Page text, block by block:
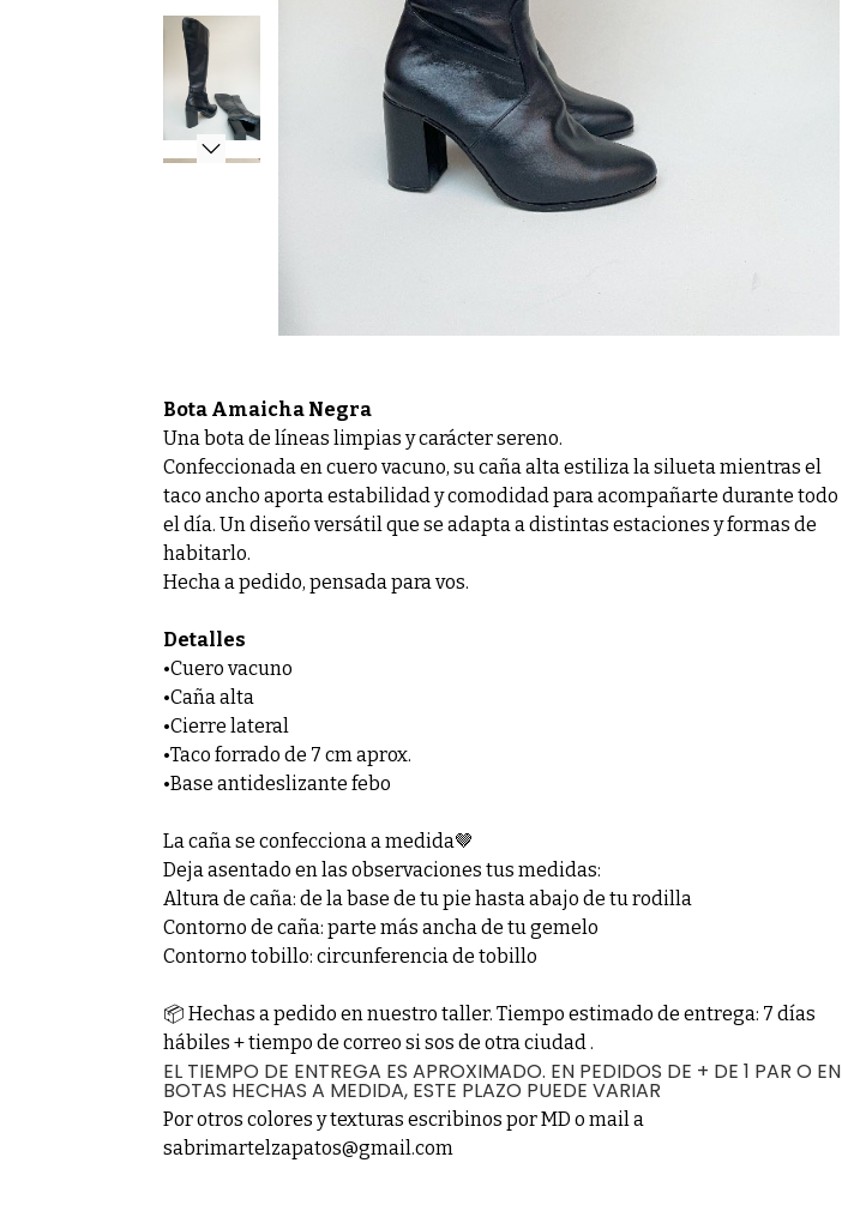
Bota Amaicha Negra
Una bota de líneas limpias y carácter sereno.
Confeccionada en cuero vacuno, su caña alta estiliza la silueta mientras el
taco ancho aporta estabilidad y comodidad para acompañarte durante todo
el día. Un diseño versátil que se adapta a distintas estaciones y formas de
habitarlo.
Hecha a pedido, pensada para vos.
Detalles
•Cuero vacuno
•Caña alta
•Cierre lateral
•Taco forrado de 7 cm aprox.
•Base antideslizante febo
La caña se confecciona a medida🤎
Deja asentado en las observaciones tus medidas:
Altura de caña: de la base de tu pie hasta abajo de tu rodilla
Contorno de caña: parte más ancha de tu gemelo
Contorno tobillo: circunferencia de tobillo
📦 Hechas a pedido en nuestro taller. Tiempo estimado de entrega: 7 días
hábiles + tiempo de correo si sos de otra ciudad .
EL TIEMPO DE ENTREGA ES APROXIMADO. EN PEDIDOS DE + DE 1 PAR O EN
BOTAS HECHAS A MEDIDA, ESTE PLAZO PUEDE VARIAR
Por otros colores y texturas escribinos por MD o mail a
sabrimartelzapatos@gmail.com